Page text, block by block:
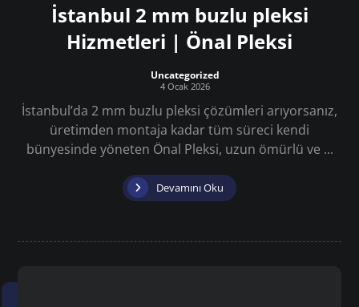
İstanbul 2 mm buzlu pleksi
Hizmetleri | Önal Pleksi
Uncategorized
4 Ocak 2026
İstanbul’da 2 mm buzlu pleksi çözümleri arıyorsanız,
üretimden montaja kadar tüm süreci kendi
bünyesinde yöneten Önal Pleksi, uzun ömürlü ve ...
Devamını Oku